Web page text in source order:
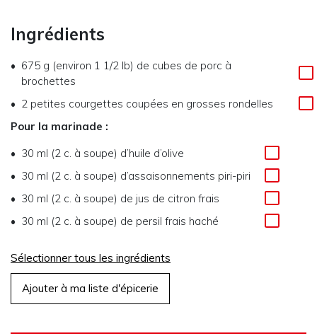
Ingrédients
675 g (environ 1 1/2 lb) de cubes de porc à
brochettes
2 petites courgettes coupées en grosses rondelles
Pour la marinade :
30 ml (2 c. à soupe) d’huile d’olive
30 ml (2 c. à soupe) d’assaisonnements piri-piri
30 ml (2 c. à soupe) de jus de citron frais
30 ml (2 c. à soupe) de persil frais haché
Sélectionner tous les ingrédients
Ajouter à ma liste d'épicerie